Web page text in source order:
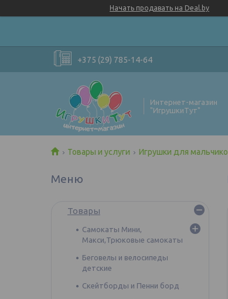
Начать продавать на Deal.by
+375 (29) 785-14-64
Интернет-магазин
"ИгрушкиТут"
Товары и услуги Игрушки для
Товары
Самокаты Мини,
Макси,Трюковые самокаты
Беговелы и велосипеды
детские
Скейтборды и Пенни борд